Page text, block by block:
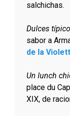
salchichas.
Dulces
sabor a
de la
Un lunch
place du
XIX, de